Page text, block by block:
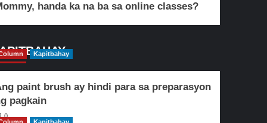
handa ka na ba sa online classes?
Kapitbahay
paint brush ay hindi para sa preparasyon
pagkain
0